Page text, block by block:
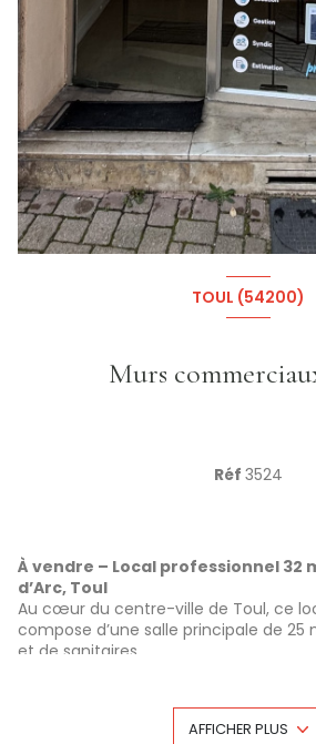
TOUL (54200)
Réf 3524
À vendre – Local professionnel 32
d’Arc, Toul
Au cœur du centre-ville de Toul, ce
compose d’une salle principale de 25
et de sanitaires.
Actuellement Loué 438.22€ Hors
AFFICHER PLUS